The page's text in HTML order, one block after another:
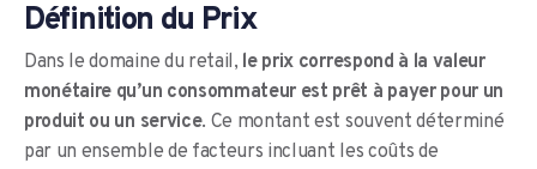
Définition du Prix
Dans le domaine du retail, le prix correspond à la valeur
monétaire qu’un consommateur est prêt à payer pour un
produit ou un service. Ce montant est souvent déterminé
par un ensemble de facteurs incluant les coûts de